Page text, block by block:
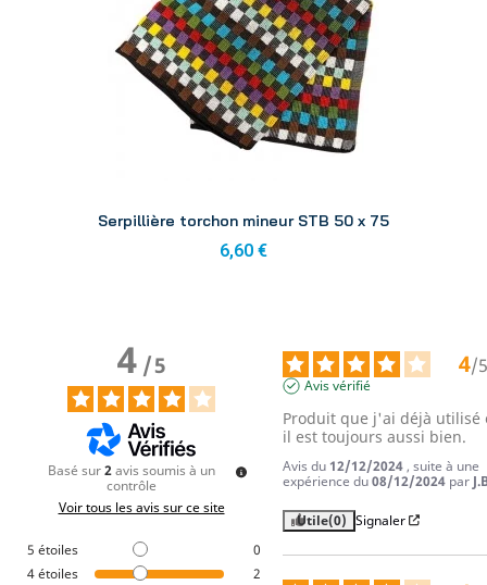
Serpillière torchon mineur STB 50 x 75
6,60 €
4/5
Basé sur2avis soumis à un
contrôle
Voir tous les avis sur ce site
5 étoiles
0
4étoiles 2
4/5
Avis vérifié
Produit que j'ai déjà utilisé
il est toujours aussi bien.
Avis du12/12/2024, suite à une
expérience du08/12/2024 par
Utile(0) Signaler